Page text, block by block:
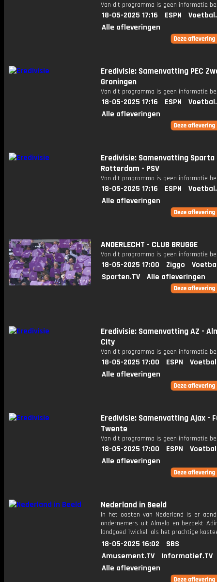
Van dit programma is geen informatie
18-05-2025 17:16 ESPN
Alle afleveringen
Eredivisie: Samenvatting PEC
Groningen
Van dit programma is geen informatie
18-05-2025 17:16 ESPN
Alle afleveringen
Eredivisie: Samenvatting Sparta
Rotterdam - PSV
Van dit programma is geen informatie
18-05-2025 17:16 ESPN
Alle afleveringen
ANDERLECHT - CLUB BRUGGE
Van dit programma is geen informatie
18-05-2025 17:00 Ziggo
Sporten.TV
Alle afleveringen
Eredivisie: Samenvatting AZ -
City
Van dit programma is geen informatie
18-05-2025 17:00 ESPN
Alle afleveringen
Eredivisie: Samenvatting Ajax -
Twente
Van dit programma is geen informatie
18-05-2025 17:00 ESPN
Alle afleveringen
Nederland in Beeld
In het oosten van Nederland is er
ondernemers uit Almelo en bezoekt
landgoed Twickel, als het prachtige
18-05-2025 16:02
SBS
Amusement.TV
Informatief.TV
Alle afleveringen